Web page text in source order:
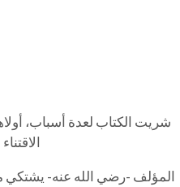
شريت الكتاب لعدة أسباب،
المؤلف -رضي الله عنه- يشتكي